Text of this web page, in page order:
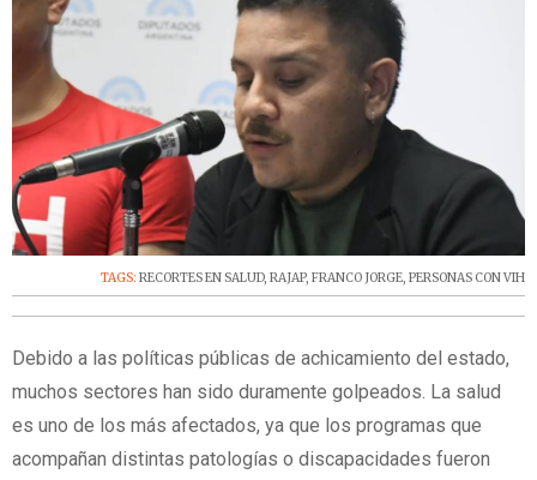
TAGS: RECORTES EN SALUD, RAJAP, FRANCO JORGE, PERSONAS CON VIH
Debido a las políticas públicas de achicamiento del estado,
muchos sectores han sido duramente golpeados. La salud
es uno de los más afectados, ya que los programas que
acompañan distintas patologías o discapacidades fueron